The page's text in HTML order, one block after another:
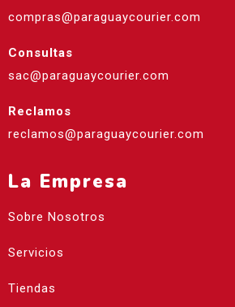
compras@paraguaycourier.com
Consultas
sac@paraguaycourier.com
Reclamos
reclamos@paraguaycourier.com
La Empresa
Sobre Nosotros
Servicios
Tiendas